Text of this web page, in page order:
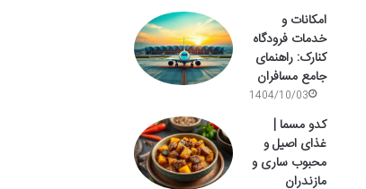
امکانات و
خدمات فرودگاه
کنارک: راهنمای
جامع مسافران
1404/10/03
کدو مسما |
غذای اصیل و
محبوب ساری و
مازندران